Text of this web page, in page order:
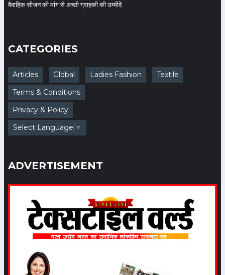
Category: Textile
Date: 2023-06-24 10:33:54 |
Category: Textile
retardant Fibres
Category: Textile
वैश्विक आर्थिक मंदी की आहट के बीच
बांग्लादेश से रेडीमेड गारमेण्ट निर्यात में
वृद्धि जारी
Date: 2023-05-13 06:26:46 |
वैवाहिक सीजन की मांग से अच्छी ग्राहकी की उम्मीदें
CATEGORIES
Articles Global Ladies Fashion
Textile
Terms & Conditions
Privacy & Policy
Select Language ▼
ADVERTISEMENT